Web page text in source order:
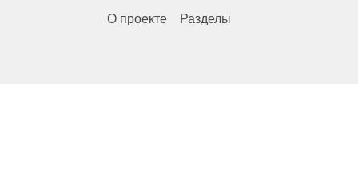
О проекте Разделы